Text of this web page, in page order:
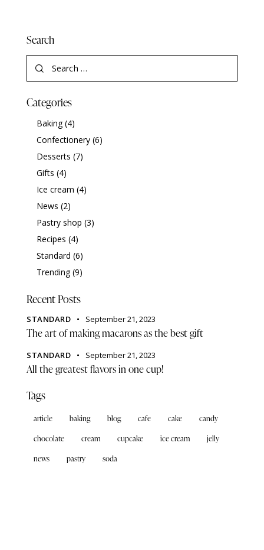
Search
Categories
Baking(4)
Confectionery(6)
Desserts (7)
Gifts (4)
Ice cream (4)
News (2)
Pastry shop (3)
Recipes (4)
Standard (6)
Trending(9)
Recent Posts
STANDARD September 21, 2023
The art of making macarons as the best gift
STANDARD September 21, 2023
All the greatest flavors in one cup!
Tags
article baking blog cafe cake
candy
chocolate
cream cupcake ice cream
jelly
news
pastry soda